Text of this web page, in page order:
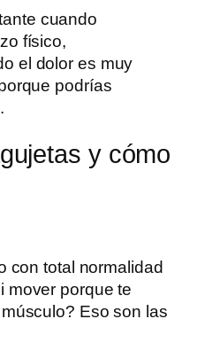
cuando
físico,
el dolor es muy
podrías
y cómo
con total normalidad
mover porque te
Eso son las